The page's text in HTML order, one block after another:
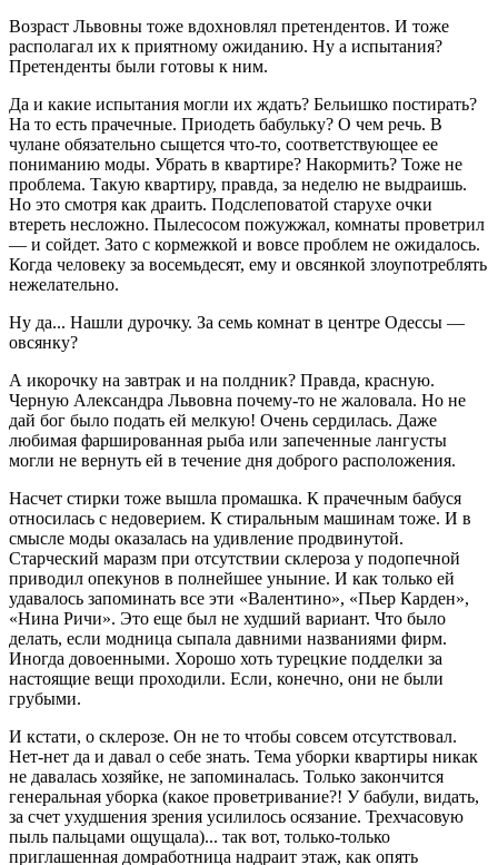
Возраст Львовны тоже вдохновлял претендентов. И тоже
располагал их к приятному ожиданию. Ну а испытания?
Претенденты были готовы к ним.
Да и какие испытания могли их ждать? Бельишко постирать?
На то есть прачечные. Приодеть бабульку? О чем речь. В
чулане обязательно сыщется что-то, соответствующее ее
пониманию моды. Убрать в квартире? Накормить? Тоже не
проблема. Такую квартиру, правда, за неделю не выдраишь.
Но это смотря как драить. Подслеповатой старухе очки
втереть несложно. Пылесосом пожужжал, комнаты проветрил
— и сойдет. Зато с кормежкой и вовсе проблем не ожидалось.
Когда человеку за восемьдесят, ему и овсянкой злоупотреблять
нежелательно.
Ну да... Нашли дурочку. За семь комнат в центре Одессы —
овсянку?
А икорочку на завтрак и на полдник? Правда, красную.
Черную Александра Львовна почему-то не жаловала. Но не
дай бог было подать ей мелкую! Очень сердилась. Даже
любимая фаршированная рыба или запеченные лангусты
могли не вернуть ей в течение дня доброго расположения.
Насчет стирки тоже вышла промашка. К прачечным бабуся
относилась с недоверием. К стиральным машинам тоже. И в
смысле моды оказалась на удивление продвинутой.
Старческий маразм при отсутствии склероза у подопечной
приводил опекунов в полнейшее уныние. И как только ей
удавалось запоминать все эти «Валентино», «Пьер Карден»,
«Нина Ричи». Это еще был не худший вариант. Что было
делать, если модница сыпала давними названиями фирм.
Иногда довоенными. Хорошо хоть турецкие подделки за
настоящие вещи проходили. Если, конечно, они не были
грубыми.
И кстати, о склерозе. Он не то чтобы совсем отсутствовал.
Нет-нет да и давал о себе знать. Тема уборки квартиры никак
не давалась хозяйке, не запоминалась. Только закончится
генеральная уборка (какое проветривание?! У бабули, видать,
за счет ухудшения зрения усилилось осязание. Трехчасовую
пыль пальцами ощущала)... так вот, только-только
приглашенная домработница надраит этаж, как опять